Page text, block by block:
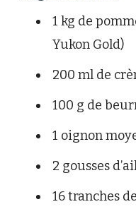
1 kg de
Yukon Gold)
200 ml de
100 g de
1 oignon
2 gousses
16 tranches